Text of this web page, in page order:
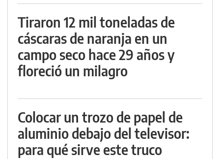
Tiraron 12 mil toneladas de
cáscaras de naranja en un
campo seco hace 29 años y
floreció un milagro
Colocar un trozo de papel de
aluminio debajo del televisor:
para qué sirve este truco